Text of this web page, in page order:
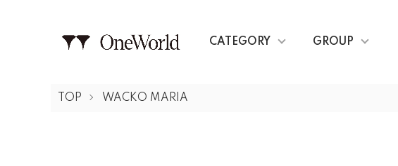
CATEGORY GROUP
TOP WACKO MARIA